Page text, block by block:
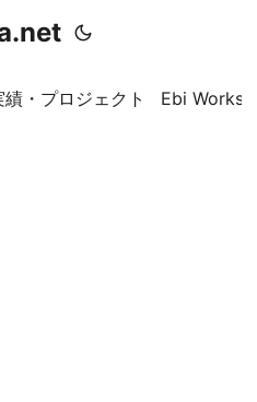
績・プロジェクト Ebi